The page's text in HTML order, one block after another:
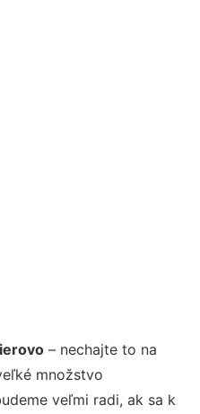
– nechajte to na
množstvo
veľmi radi, ak sa k